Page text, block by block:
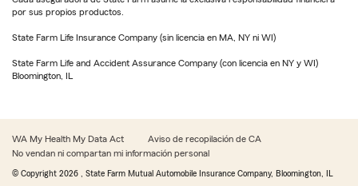
por sus propios productos.
State Farm Life Insurance Company (sin licencia en MA, NY ni WI)
State Farm Life and Accident Assurance Company (con licencia en NY y WI)
Bloomington, IL
WA My Health My Data Act
Aviso de recopilación de CA
No vendan ni compartan mi información personal
© Copyright 2026 , State Farm Mutual Automobile Insurance Company, Bloomington, IL